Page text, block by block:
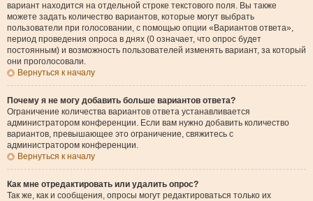
вариант находится на отдельной строке текстового поля. Вы также
можете задать количество вариантов, которые могут выбрать
пользователи при голосовании, с помощью опции «Вариантов ответа»,
период проведения опроса в днях (0 означает, что опрос будет
постоянным) и возможность пользователей изменять вариант, за который
они проголосовали.
Вернуться к началу
Почему я не могу добавить больше вариантов ответа?
Ограничение количества вариантов ответа устанавливается
администратором конференции. Если вам нужно добавить количество
вариантов, превышающее это ограничение, свяжитесь с
администратором конференции.
Вернуться к началу
Как мне отредактировать или удалить опрос?
Так же, как и сообщения, опросы могут редактироваться только их